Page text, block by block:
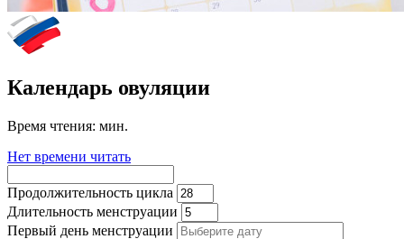
Календарь овуляции
Время чтения: мин.
Нет времени читать
Продолжительность цикла
Длительность менструации
Первый день менструации